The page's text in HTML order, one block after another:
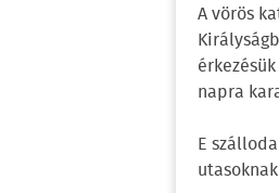
A vörös
napra
E